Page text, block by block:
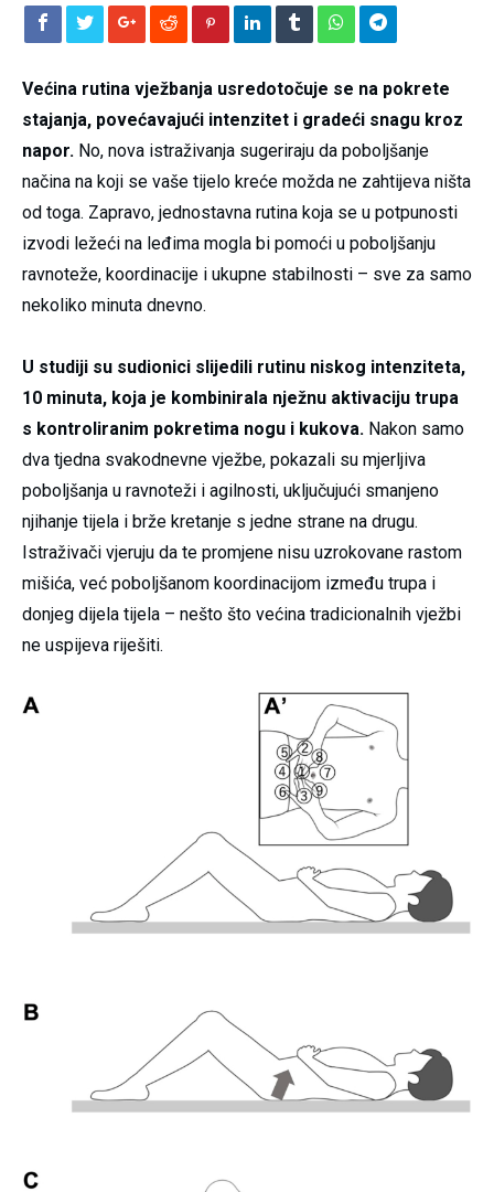
Većina rutina vježbanja usredotočuje se na pokrete
stajanja, povećavajući intenzitet i gradeći snagu kroz
napor. No, nova istraživanja sugeriraju da poboljšanje
načina na koji se vaše tijelo kreće možda ne zahtijeva ništa
od toga. Zapravo, jednostavna rutina koja se u potpunosti
izvodi ležeći na leđima mogla bi pomoći u poboljšanju
ravnoteže, koordinacije i ukupne stabilnosti – sve za samo
nekoliko minuta dnevno.
U studiji su sudionici slijedili rutinu niskog intenziteta,
10 minuta, koja je kombinirala nježnu aktivaciju trupa
s kontroliranim pokretima nogu i kukova. Nakon samo
dva tjedna svakodnevne vježbe, pokazali su mjerljiva
poboljšanja u ravnoteži i agilnosti, uključujući smanjeno
njihanje tijela i brže kretanje s jedne strane na drugu.
Istraživači vjeruju da te promjene nisu uzrokovane rastom
mišića, već poboljšanom koordinacijom između trupa i
donjeg dijela tijela – nešto što većina tradicionalnih vježbi
ne uspijeva riješiti.